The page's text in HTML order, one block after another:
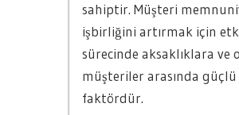
sahiptir. Müşteri
işbirliğini artırmak için
sürecinde aksaklıklara
müşteriler arasında
faktördür.